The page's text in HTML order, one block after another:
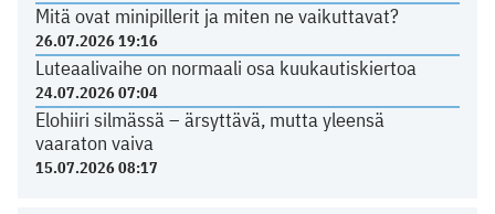
Mitä ovat minipillerit ja miten ne vaikuttavat?
26.07.2026 19:16
Luteaalivaihe on normaali osa kuukautiskiertoa
24.07.2026 07:04
Elohiiri silmässä – ärsyttävä, mutta yleensä
vaaraton vaiva
15.07.2026 08:17